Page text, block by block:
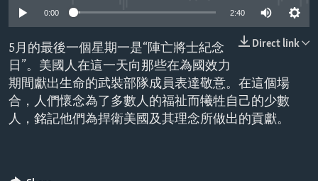
EUROPE
MIDDLE EAST
AID AND DEVELOPMENT
DEMOCRACY AND GOVERNANCE
ECONOMY AND TRADE
ENVIRONMENT AND HEALTH
IDEALS AND INSTITUTIONS
FOLLOW US
0:00 2:40
Direct link
5月的最後一個星期一是“陣亡將士紀念
日”。美國人在這一天向那些在為國效力
期間獻出生命的武裝部隊成員表達敬意。在這個場
合，人們懷念為了多數人的福祉而犧牲自己的少數
人，銘記他們為捍衛美國及其理念所做出的貢獻。